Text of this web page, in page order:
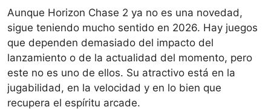
Aunque Horizon Chase 2 ya no es una novedad,
sigue teniendo mucho sentido en 2026. Hay juegos
que dependen demasiado del impacto del
lanzamiento o de la actualidad del momento, pero
este no es uno de ellos. Su atractivo está en la
jugabilidad, en la velocidad y en lo bien que
recupera el espíritu arcade.